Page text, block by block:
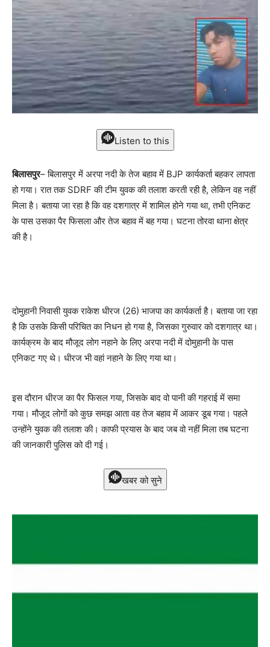
Listen to this
बिलासपुर– बिलासपुर में अरपा नदी के तेज बहाव में BJP कार्यकर्ता बहकर लापता
हो गया। रात तक SDRF की टीम युवक की तलाश करती रही है, लेकिन वह नहीं
मिला है। बताया जा रहा है कि वह दशगात्र में शामिल होने गया था, तभी एनिकट
के पास उसका पैर फिसला और तेज बहाव में बह गया। घटना तोरवा थाना क्षेत्र
की है।
दोमुहानी निवासी युवक राकेश धीरज (26) भाजपा का कार्यकर्ता है। बताया जा रहा
है कि उसके किसी परिचित का निधन हो गया है, जिसका गुरुवार को दशगात्र था।
कार्यक्रम के बाद मौजूद लोग नहाने के लिए अरपा नदी में दोमुहानी के पास
एनिकट गए थे। धीरज भी वहां नहाने के लिए गया था।
इस दौरान धीरज का पैर फिसल गया, जिसके बाद वो पानी की गहराई में समा
गया। मौजूद लोगों को कुछ समझ आता वह तेज बहाव में आकर डूब गया। पहले
उन्होंने युवक की तलाश की। काफी प्रयास के बाद जब वो नहीं मिला तब घटना
की जानकारी पुलिस को दी गई।
खबर को सुने